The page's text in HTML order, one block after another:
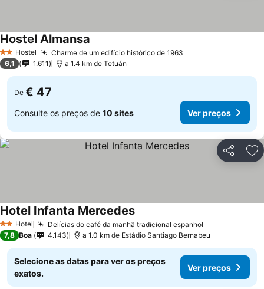
2 Estrelas
Hostel Charme de um edifício histórico de 1963
Hostel Almansa
6,1 1.611 a 1.4 km de Tetuán
De € 47
Consulte os preços de 10 sites Ver preços
Partilhar
2 Estrelas
Hotel Delícias do café da manhã tradicional espanhol
Hotel Infanta MercedesVer preços
7,8 Boa 4.143 a 1.0 km de Estádio Santiago Bernabeu
Selecione as datas para ver os preços
exatos.
Ver preços